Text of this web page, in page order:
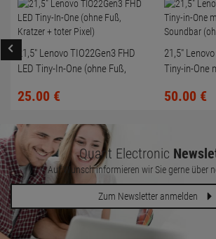
21,5" Lenovo TIO22Gen3 FHD
LED Tiny-In-One (ohne Fuß,
25.00 €
21,5"
Tiny-in-One
50.00 €
Quant Electronic
Auf Wunsch informieren wir Sie gerne über
Zum Newsletter anmelden